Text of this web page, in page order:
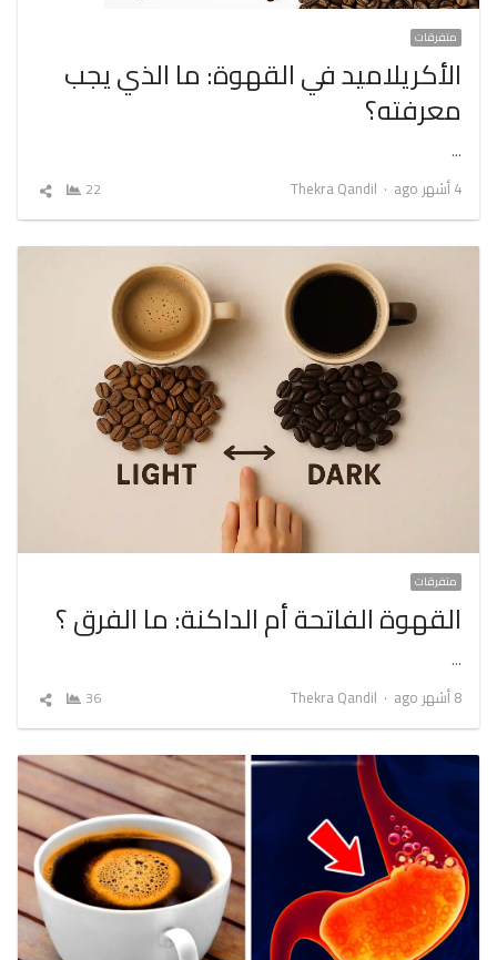
متفرقات
الأكريلاميد في القهوة: ما الذي يجب
معرفته؟
…
4 أشهر ago
Author
Thekra Qandil
22
شارك
متفرقات
القهوة الفاتحة أم الداكنة: ما الفرق ؟
…
8 أشهر ago
Author
Thekra Qandil
36
شارك